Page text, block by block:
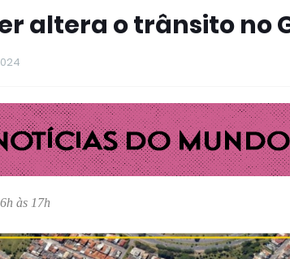
altera o trânsito no
às 17h